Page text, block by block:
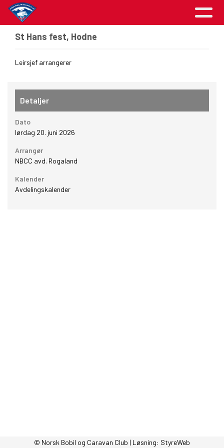
St Hans fest, Hodne
Leirsjef arrangerer
Detaljer
Dato
lørdag 20. juni 2026
Arrangør
NBCC avd. Rogaland
Kalender
Avdelingskalender
© Norsk Bobil og Caravan Club | Løsning: StyreWeb